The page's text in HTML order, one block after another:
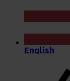
English